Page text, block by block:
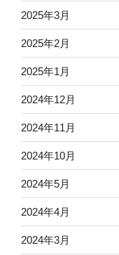
2025年3月
2025年2月
2025年1月
2024年12月
2024年11月
2024年10月
2024年5月
2024年4月
2024年3月